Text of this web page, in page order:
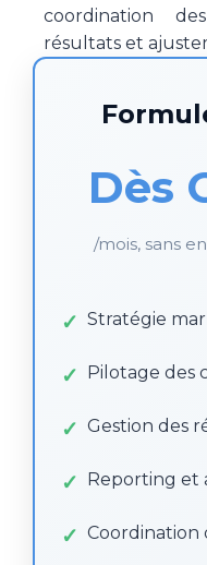
coordination
résultats et
Dès
/mois, sans
Stratégie
Pilotage des
Gestion des
Reporting et
Coordination